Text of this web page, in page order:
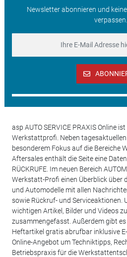
Newsletter abonnieren und
verpassen.
asp AUTO SERVICE PRAXIS Online
Werkstattprofi. Neben
besonderem Fokus auf die Bereiche
Aftersales enthält die Seite eine
RÜCKRUFE. Im neuen Bereich
Werkstatt-Profi einen Überblick über
und Automodelle mit allen
sowie Rückruf- und Serviceaktionen.
wichtigen Artikel, Bilder und Videos
zusammengefasst. Außerdem gibt
Heftartikel gratis abrufbar inklusive
Online-Angebot um Techniktipps,
Betriebspraxis für die